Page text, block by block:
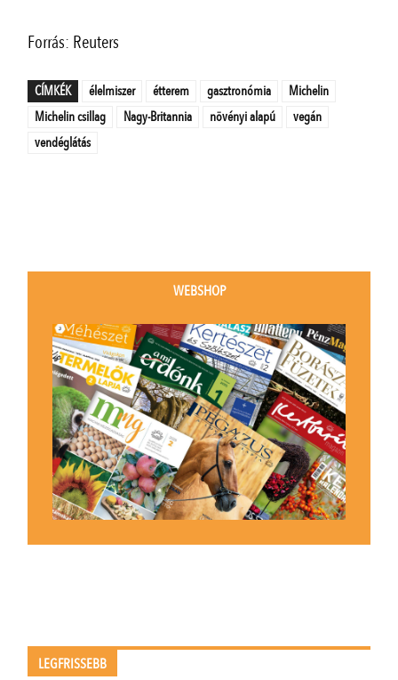
Forrás: Reuters
CÍMKÉK élelmiszer étterem gasztronómia
Michelin
Michelin csillag
Nagy-Britannia növényi alapú
vegán
vendéglátás
WEBSHOP
LEGFRISSEBB